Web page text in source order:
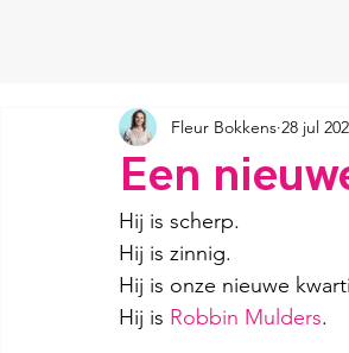
Een
Fleur Bokkens 28 jul
Hij is scherp.
Hij is zinnig.
Hij is onze nieuwe
Hij is Robbin Mulders.